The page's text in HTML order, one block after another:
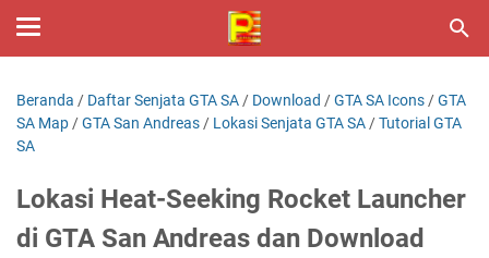
Beranda / Daftar Senjata GTA SA / Download /GTA SA Icons /GTA
SA Map /GTA San Andreas / Lokasi Senjata GTA SA /Tutorial GTA
SA
Lokasi Heat-Seeking Rocket Launcher
di GTA San Andreas dan Download